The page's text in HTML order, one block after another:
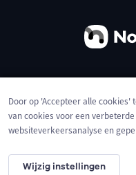
Door op 'Accepteer alle
van cookies voor een
websiteverkeersanalyse en
Wijzig instellingen